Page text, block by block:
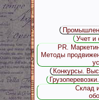
Учет и
PR.
Методы
Конкурсы.
Склад